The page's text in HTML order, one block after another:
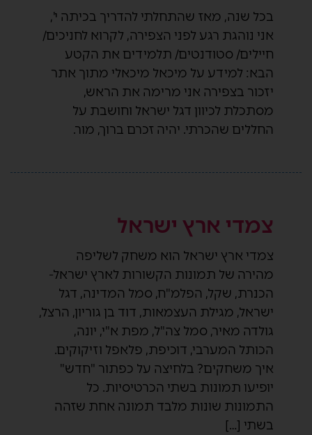
בכל שנה, מאז שהתחלתי להדריך בכיתה י',
אני נוהגת רגע לפני הצפירה, לקרוא לחניכים/
חיילים/ סטודנטים/ תלמידים את הקטע
הבא: למידע על מיכאל מיכאלי מתוך אתר
יזכור בצפירה אני מרימה את הראש,
מסתכלת לכיוון דגל ישראל וחושבת על
החללים שהכרתי. יהיה זכרם ברוך, מור.
צמדי ארץ ישראל
צמדי ארץ ישראל הוא משחק לשליפה
מהירה של תמונות הקשורות לארץ ישראל-
הכנרת, שקל, הפלמ"ח, סמל המדינה, דגל
ישראל, מגילת העצמאות, דוד בן גוריון, הרצל,
גולדה מאיר, סמל צה"ל, מפת א"י, יונה,
הכותל המערבי, דוכיפת, פלאפל וזיקוקים.
איך משחקים? בלחיצה על כפתור "חדש"
יופיעו תמונות בשתי הכרטיסיות. כל
התמונות שונות מלבד תמונה אחת שזהה
בשתי […]